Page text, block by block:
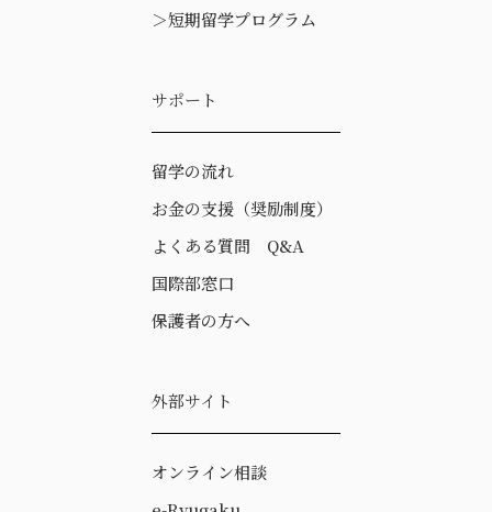
＞短期留学プログラム
サポート
留学の流れ
お金の支援（奨励制度）
よくある質問 Q&A
国際部窓口
保護者の方へ
外部サイト
オンライン相談